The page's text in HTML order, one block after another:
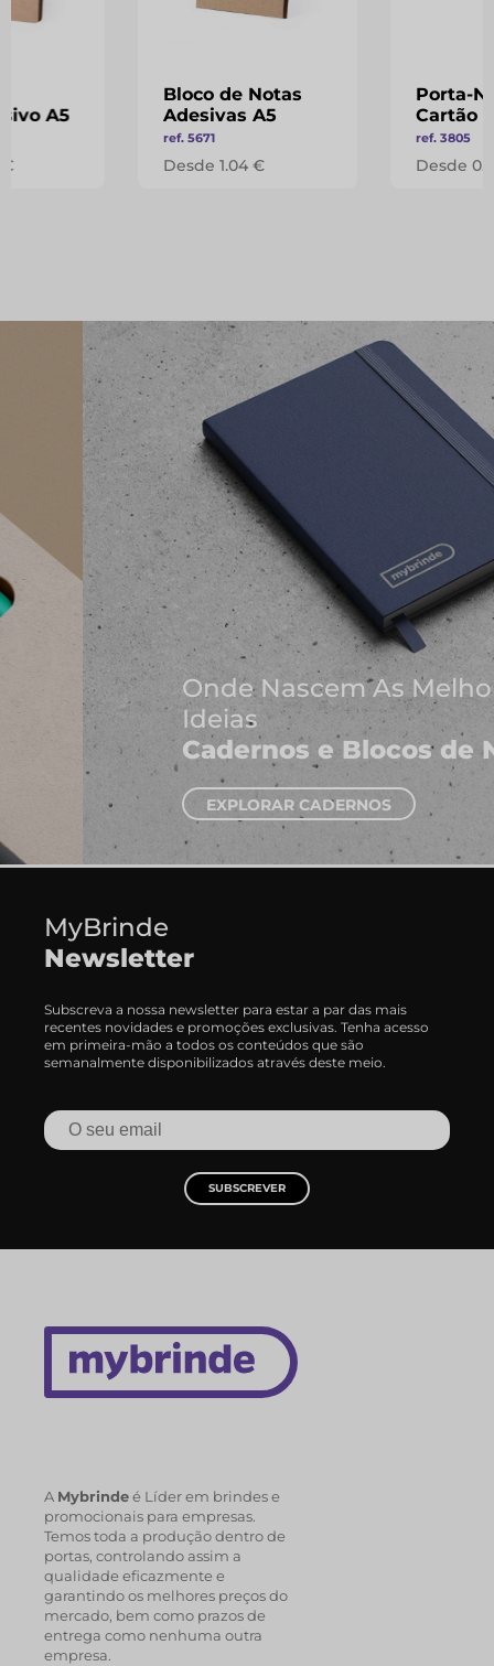
A5
€
Bloco de Notas
Adesivas A5
ref. 5671
Desde 1.04 €
Porta-
Cartão
ref. 3805
Desde
Onde Nascem As Melhores
Ideias
Cadernos e Blocos de Notas
EXPLORAR CADERNOS
MyBrinde
Newsletter
Subscreva a nossa newsletter para estar a par das mais
recentes novidades e promoções exclusivas. Tenha acesso
em primeira-mão a todos os conteúdos que são
semanalmente disponibilizados através deste meio.
SUBSCREVER
A Mybrindeé Líder em brindes e
promocionais para empresas.
Temos toda a produção dentro de
portas, controlando assim a
qualidade eficazmente e
garantindo os melhores preços do
mercado, bem como prazos de
entrega como nenhuma outra
empresa.